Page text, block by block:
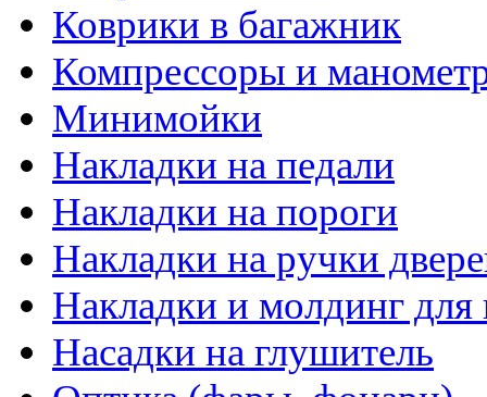
Коврики в багажник
Компрессоры и
Минимойки
Накладки на педали
Накладки на пороги
Накладки на ручки
Накладки и молдинг для
Насадки на глушитель